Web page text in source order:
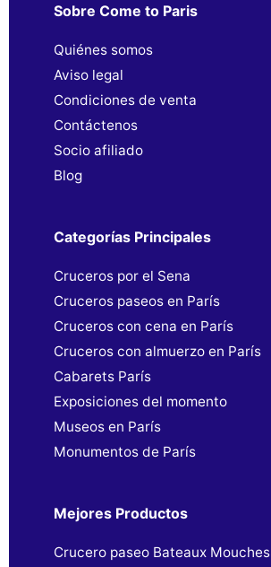
Sobre Come to Paris
Quiénes somos
Aviso legal
Condiciones de venta
Contáctenos
Socio afiliado
Blog
Categorías Principales
Cruceros por el Sena
Cruceros paseos en París
Cruceros con cena en París
Cruceros con almuerzo en París
Cabarets París
Exposiciones del momento
Museos en París
Monumentos de París
Mejores Productos
Crucero paseo Bateaux Mouches